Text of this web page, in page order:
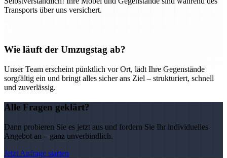
Transports über uns versichert.
Wie läuft der Umzugstag ab?
Unser Team erscheint pünktlich vor Ort, lädt Ihre Gegenstände
sorgfältig ein und bringt alles sicher ans Ziel – strukturiert, schnell
und zuverlässig.
Alle Fragen geklärt?
Dann probieren Sie es jetzt aus und fordern Sie Ihr individuelles
Angebot an – ganz unverbindlich.
Jetzt Anfrage starten